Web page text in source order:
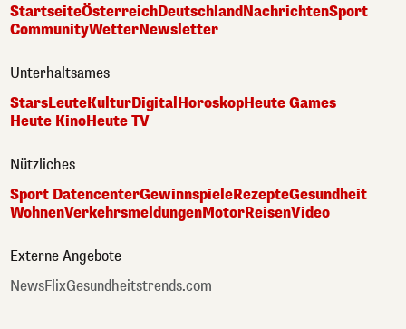
StartseiteÖsterreichDeutschlandNachrichtenSport
CommunityWetterNewsletter
Unterhaltsames
StarsLeuteKulturDigitalHoroskopHeute Games
Heute KinoHeute TV
Nützliches
Sport DatencenterGewinnspieleRezepteGesundheit
WohnenVerkehrsmeldungenMotorReisenVideo
Externe Angebote
NewsFlixGesundheitstrends.com